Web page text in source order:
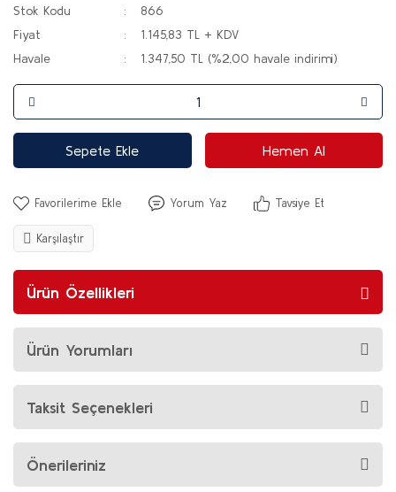
Stok Kodu
866
Fiyat
1.145,83 TL + KDV
Havale
1.347,50 TL (%2,00 havale indirimi)
Sepete Ekle Hemen Al
Yorum Yaz Tavsiye Et
Karşılaştır
Ürün Özellikleri
Ürün Yorumları
Taksit Seçenekleri
Önerileriniz